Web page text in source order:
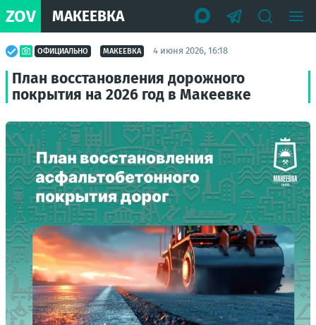
ZOV МАКЕЕВКА
ОФИЦИАЛЬНО МАКЕЕВКА 4 июня 2026, 16:18
План восстановления дорожного
покрытия на 2026 год в Макеевке